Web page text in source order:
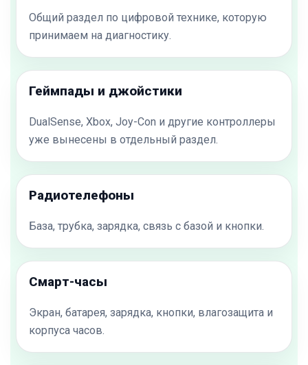
Общий раздел по цифровой технике, которую
принимаем на диагностику.
Геймпады и джойстики
DualSense, Xbox, Joy-Con и другие контроллеры
уже вынесены в отдельный раздел.
Радиотелефоны
База, трубка, зарядка, связь с базой и кнопки.
Смарт-часы
Экран, батарея, зарядка, кнопки, влагозащита и
корпуса часов.